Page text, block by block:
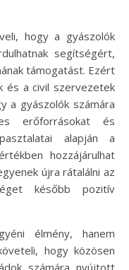
hogy a gyászolók
segítségért,
támogatást. Ezért
és a civil szervezetek
a gyászolók számára
erőforrásokat és
alapján a
hozzájárulhat
újra rátalálni az
később pozitív
élmény, hanem
hogy közösen
számára nyújtott